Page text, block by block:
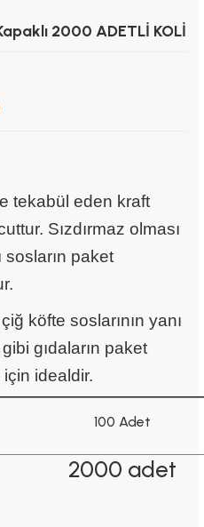
2000 ADETLİ KOLİ
tekabül eden kraft
Sızdırmaz olması
paket
köfte soslarının yanı
gıdaların paket
idealdir.
100 Adet
2000 adet